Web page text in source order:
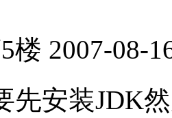
楼 2007-08-
先安装JDK